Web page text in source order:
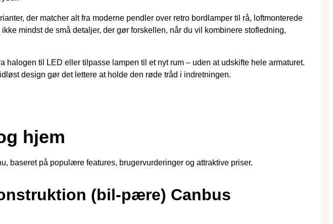
der matcher alt fra moderne pendler over retro bordlamper til rå, loftmonterede
mindst de små detaljer, der gør forskellen, når du vil kombinere stofledning,
til LED eller tilpasse lampen til et nyt rum – uden at udskifte hele armaturet.
design gør det lettere at holde den røde tråd i indretningen.
hjem
baseret på populære features, brugervurderinger og attraktive priser.
(bil-pære) Canbus